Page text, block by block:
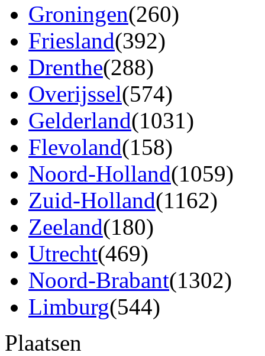
Groningen(260)
Friesland(392)
Drenthe(288)
Overijssel(574)
Gelderland(1031)
Flevoland(158)
Noord-Holland(1059)
Zuid-Holland(1162)
Zeeland(180)
Utrecht(469)
Noord-Brabant(1302)
Limburg(544)
Plaatsen